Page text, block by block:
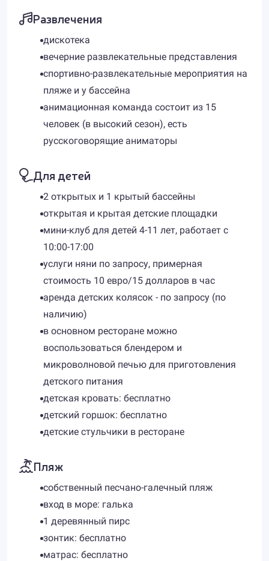
Развлечения
дискотека
вечерние развлекательные представления
спортивно-развлекательные мероприятия на
пляже и у бассейна
анимационная команда состоит из 15
человек (в высокий сезон), есть
русскоговорящие аниматоры
Для детей
2 открытых и 1 крытый бассейны
открытая и крытая детские площадки
мини-клуб для детей 4-11 лет, работает с
10:00-17:00
услуги няни по запросу, примерная
стоимость 10 евро/15 долларов в час
аренда детских колясок - по запросу (по
наличию)
в основном ресторане можно
воспользоваться блендером и
микроволновой печью для приготовления
детского питания
детская кровать: бесплатно
детский горшок: бесплатно
детские стульчики в ресторане
Пляж
собственный песчано-галечный пляж
вход в море: галька
1 деревянный пирс
зонтик: бесплатно
матрас: бесплатно